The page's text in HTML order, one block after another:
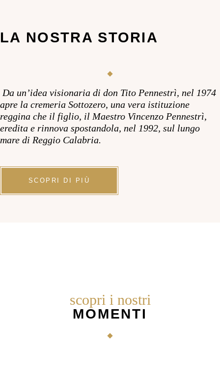
LA NOSTRA STORIA
Da un’idea visionaria di don Tito Pennestrì, nel 1974
apre la cremeria Sottozero, una vera istituzione
reggina che il figlio, il Maestro Vincenzo Pennestrì,
eredita e rinnova spostandola, nel 1992, sul lungo
mare di Reggio Calabria.
SCOPRI DI PIÙ
scopri i nostri
MOMENTI